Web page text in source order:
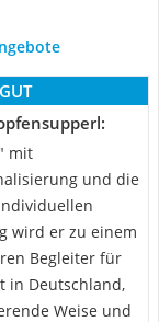
mit
und die
wird er zu einem
Begleiter für
in Deutschland,
Weise und